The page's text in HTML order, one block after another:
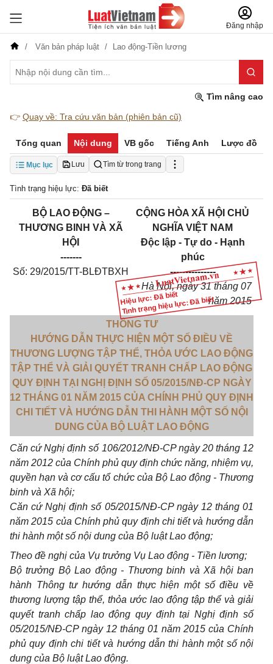
Đăng nhập
Văn bản pháp luật Lao động-Tiền lương
Tìm nâng cao
👉 Quay về: Tra cứu văn bản (phiên bản cũ)
Tổng quan Nội dung VB gốc Tiếng Anh Lược đồ
Mục lục Lưu Tìm từ trong trang
Tình trạng hiệu lực: Đã biết
Hiệu lực: Đã biết
Tình trạng hiệu lực: Đã biết
BỘ LAO ĐỘNG –
THƯƠNG BINH VÀ XÃ
HỘI
-------
Số: 29/2015/TT-BLĐTBXH
CỘNG HÒA XÃ HỘI CHỦ
NGHĨA VIỆT NAM
Độc lập - Tự do - Hạnh
phúc
---------------
Hà Nội, ngày 31 tháng 07
năm 2015
THÔNG TƯ
HƯỚNG DẪN THỰC HIỆN MỘT SỐ ĐIỀU VỀ
THƯƠNG LƯỢNG TẬP THỂ, THỎA ƯỚC LAO ĐỘNG
TẬP THỂ VÀ GIẢI QUYẾT TRANH CHẤP LAO ĐỘNG
QUY ĐỊNH TẠI NGHỊ ĐỊNH SỐ 05/2015/NĐ-CP NGÀY
12 THÁNG 01 NĂM 2015 CỦA CHÍNH PHỦ QUY ĐỊNH
CHI TIẾT VÀ HƯỚNG DẪN THI HÀNH MỘT SỐ NỘI
DUNG CỦA BỘ LUẬT LAO ĐỘNG
Căn cứNghị định số 106/2012/NĐ-CP ngày 20 tháng 12
năm 2012 của Chính phủ quy định chức năng, nhiệm vụ,
quyền hạn vàcơ cấu tổ chứccủa Bộ Lao động - Thương
binh và Xã hội;
Căn cứNghị định số 05/2015/NĐ-CP ngày 12 tháng01
năm 2015 của Chính phủ quy định chi tiết và hướng dẫn
thi hành một số nội dung của Bộ luật Lao động;
Theo đề nghị của Vụ trưởng Vụ Lao động - Tiền lương;
Bộ trưởng Bộ Lao động - Thương binh và Xã hội ban
hành Thông tưhướng dẫnthực hiện một sốđiều về
thương lượng tập thể, thỏa ước lao động tập thể và giải
quyết tranh chấp lao động quy định tại Nghị định số
05/2015/NĐ-CP ngày 12 tháng 01 năm 2015 của Chính
phủ quy định chi tiết và hướng dẫnthi hành một số nội
dung của Bộ luật Lao động.